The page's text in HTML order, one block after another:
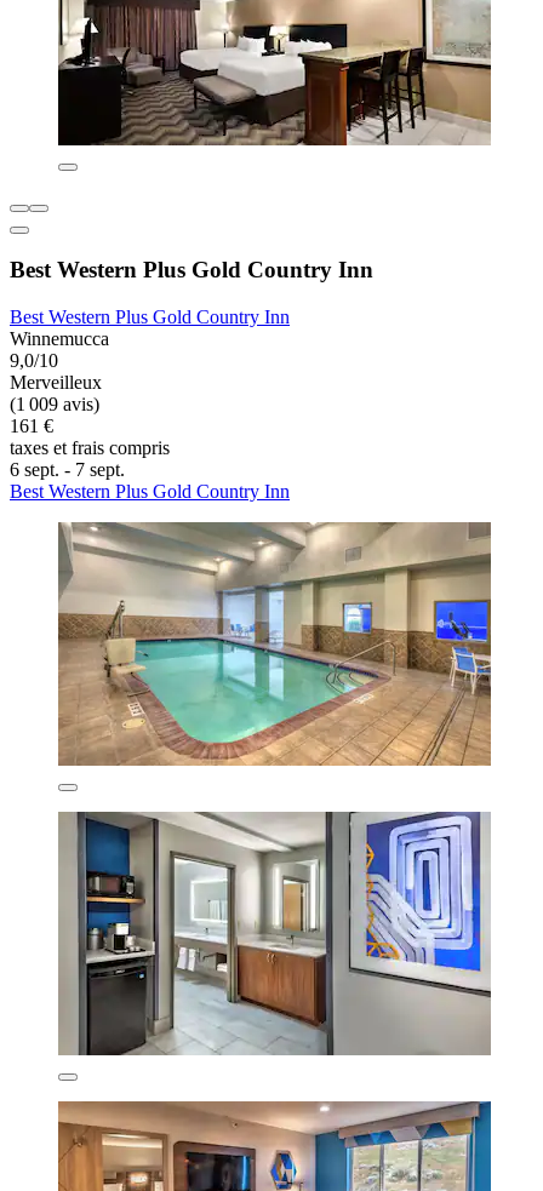
Best Western Plus Gold Country Inn
Best Western Plus Gold Country Inn
Winnemucca
9,0/10
Merveilleux
(1 009 avis)
161 €
taxes et frais compris
6 sept. - 7 sept.
Best Western Plus Gold Country Inn